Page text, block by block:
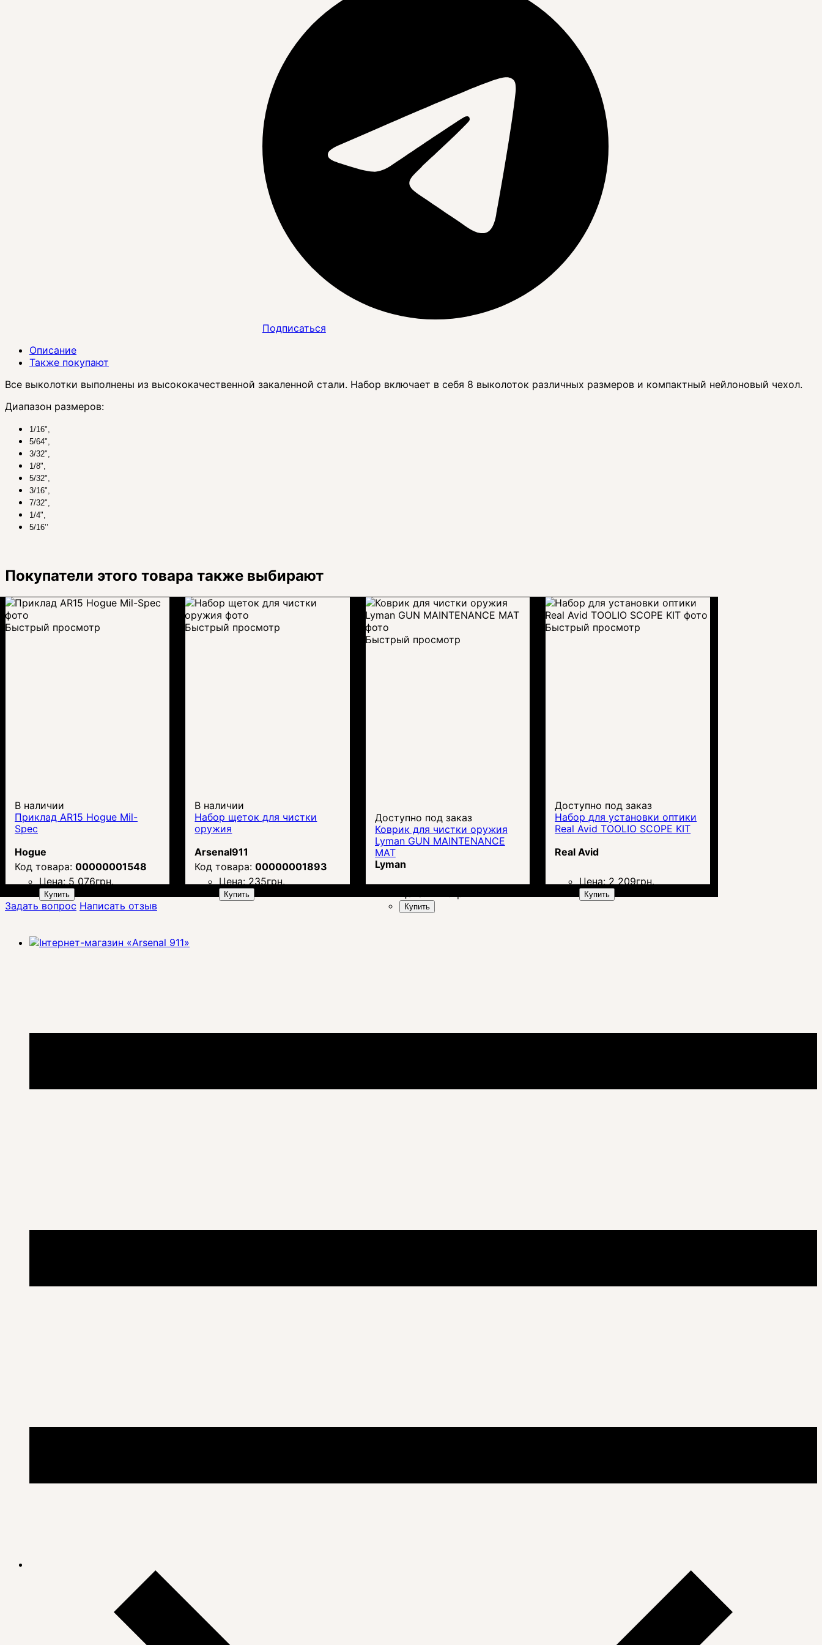
Подписаться
Описание
Также покупают
Все выколотки выполнены из высококачественной закаленной стали. Набор включает в себя 8 выколоток различных размеров и компактный нейлоновый чехол.
Диапазон размеров:
1/16",
5/64",
3/32",
1/8",
5/32",
3/16",
7/32",
1/4",
5/16’’
Покупатели этого товара также выбирают
Быстрый просмотр
В наличии
Приклад AR15 Hogue Mil-
Spec
Hogue
00000001548
Цена: 5 076грн.
Купить
Быстрый просмотр
В наличии
Набор щеток для чистки
оружия
Arsenal911
00000001893
Цена: 235грн.
Купить
Быстрый просмотр
Доступно под заказ
Коврик для чистки оружия
Lyman GUN MAINTENANCE
MAT
Lyman
Купить
Быстрый просмотр
Доступно под заказ
Набор для установки оптики
Real Avid TOOLIO SCOPE KIT
Real Avid
Цена: 2 209грн.
Купить
Задать вопрос Написать отзыв